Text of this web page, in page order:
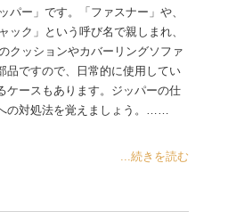
ッパー」です。「ファスナー」や、
ャック」という呼び名で親しまれ、
クッションやカバーリングソファ
品ですので、日常的に使用してい
ケースもあります。ジッパーの仕
の対処法を覚えましょう。……
...続きを読む